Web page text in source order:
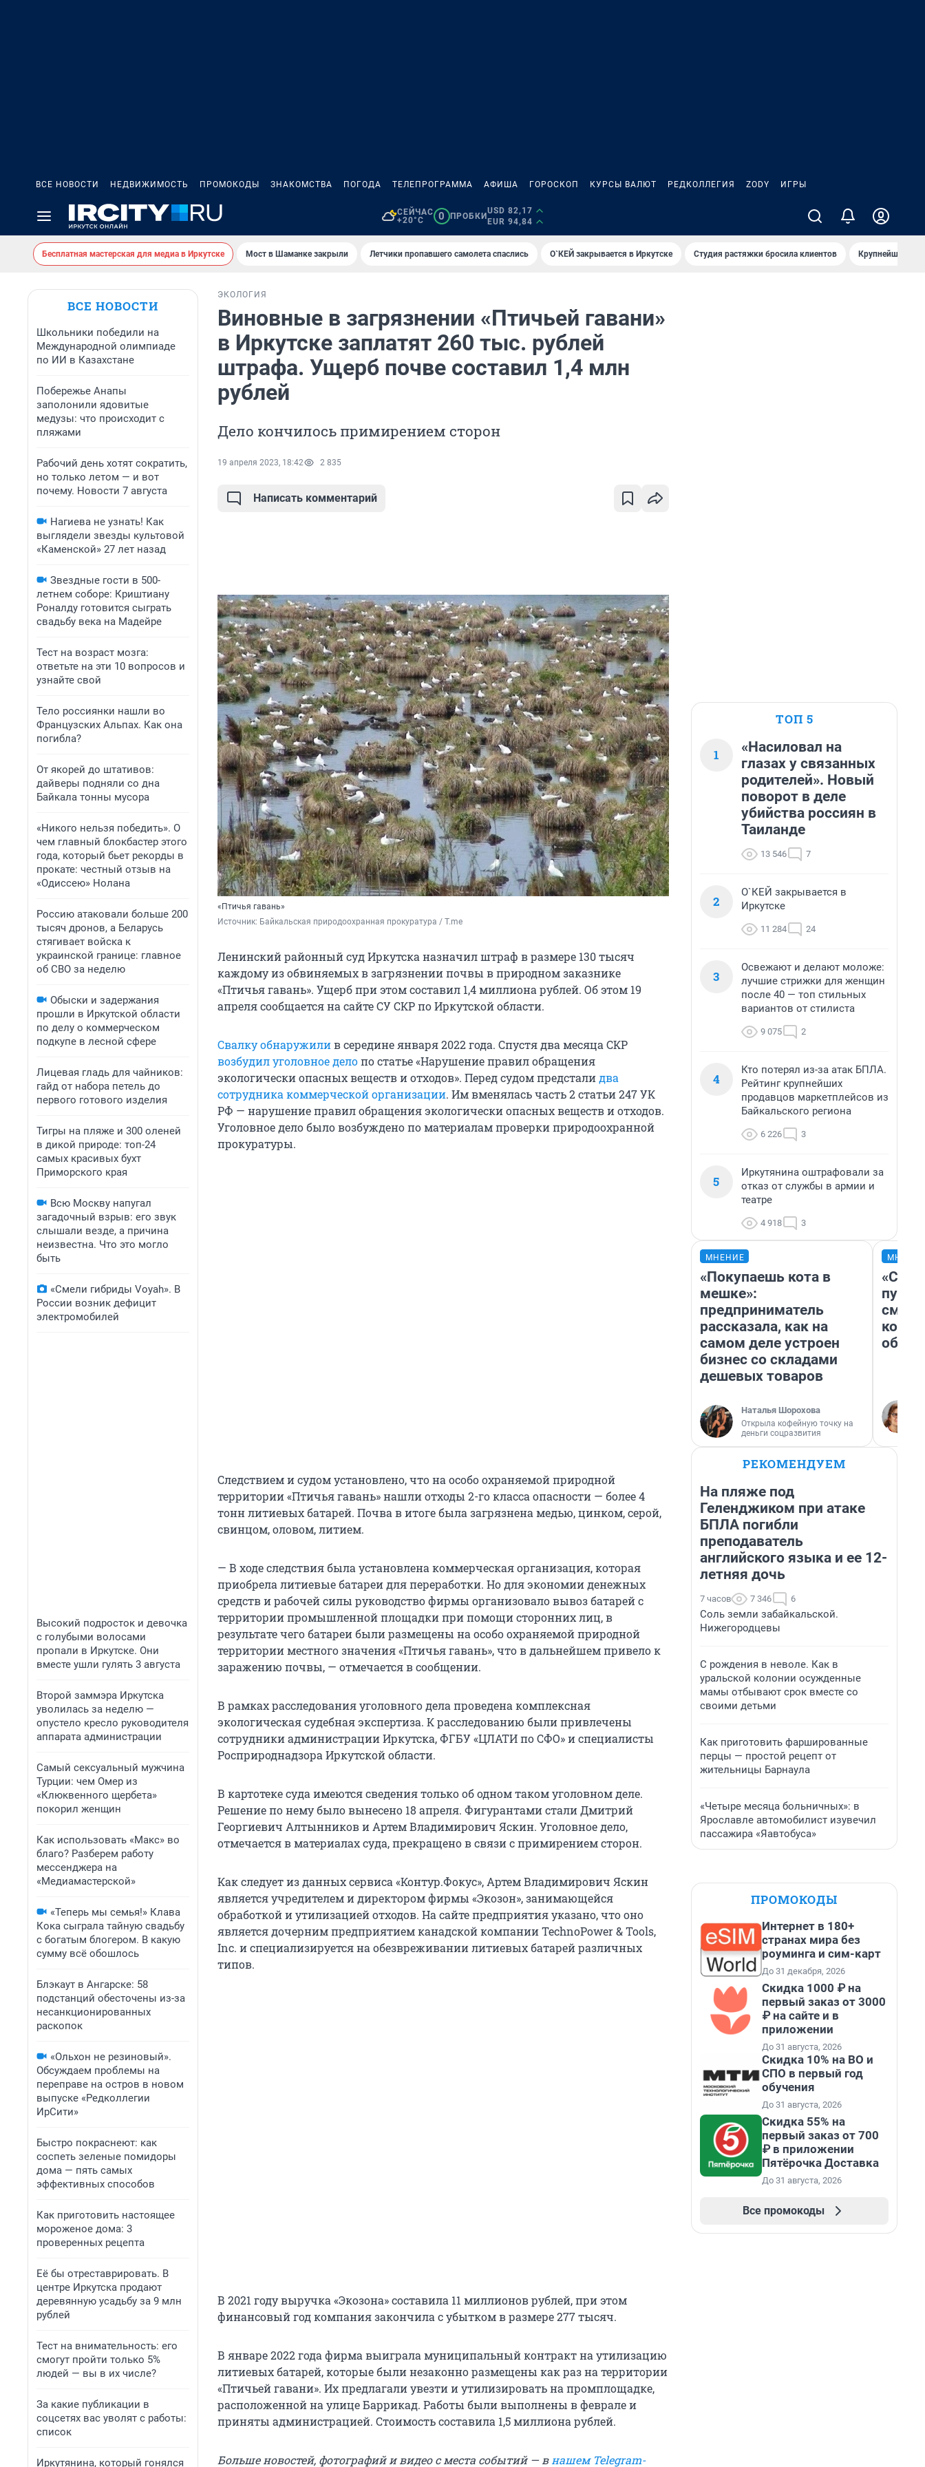
ВСЕ НОВОСТИ НЕДВИЖИМОСТЬ ПРОМОКОДЫ ЗНАКОМСТВА ПОГОДА ТЕЛЕПРОГРАММА АФИША ГОРОСКОП КУРСЫ ВАЛЮТ РЕДКОЛЛЕГИЯ ZODY ИГРЫ
СЕЙЧАС
+20°C
0 ПРОБКИ
USD 82,17
EUR 94,84
Бесплатная мастерская для медиа в Иркутске Мост в Шаманке закрыли Летчики пропавшего самолета спаслись О`КЕЙ закрывается в Иркутске Студия растяжки бросила клиентов Крупнейшие
ВСЕ НОВОСТИ
Школьники победили на
Международной олимпиаде
по ИИ в Казахстане
Побережье Анапы
заполонили ядовитые
медузы: что происходит с
пляжами
Рабочий день хотят сократить,
но только летом — и вот
почему. Новости 7 августа
Нагиева не узнать! Как
выглядели звезды культовой
«Каменской» 27 лет назад
Звездные гости в 500-
летнем соборе: Криштиану
Роналду готовится сыграть
свадьбу века на Мадейре
Тест на возраст мозга:
ответьте на эти 10 вопросов и
узнайте свой
Тело россиянки нашли во
Французских Альпах. Как она
погибла?
От якорей до штативов:
дайверы подняли со дна
Байкала тонны мусора
«Никого нельзя победить». О
чем главный блокбастер этого
года, который бьет рекорды в
прокате: честный отзыв на
«Одиссею» Нолана
Россию атаковали больше 200
тысяч дронов, а Беларусь
стягивает войска к
украинской границе: главное
об СВО за неделю
Обыски и задержания
прошли в Иркутской области
по делу о коммерческом
подкупе в лесной сфере
Лицевая гладь для чайников:
гайд от набора петель до
первого готового изделия
Тигры на пляже и 300 оленей
в дикой природе: топ-24
самых красивых бухт
Приморского края
Всю Москву напугал
загадочный взрыв: его звук
слышали везде, а причина
неизвестна. Что это могло
быть
«Смели гибриды Voyah». В
России возник дефицит
электромобилей
Высокий подросток и девочка
с голубыми волосами
пропали в Иркутске. Они
вместе ушли гулять 3 августа
Второй заммэра Иркутска
уволилась за неделю —
опустело кресло руководителя
аппарата администрации
Самый сексуальный мужчина
Турции: чем Омер из
«Клюквенного щербета»
покорил женщин
Как использовать «Макс» во
благо? Разберем работу
мессенджера на
«Медиамастерской»
«Теперь мы семья!» Клава
Кока сыграла тайную свадьбу
с богатым блогером. В какую
сумму всё обошлось
Блэкаут в Ангарске: 58
подстанций обесточены из-за
несанкционированных
раскопок
«Ольхон не резиновый».
Обсуждаем проблемы на
переправе на остров в новом
выпуске «Редколлегии
ИрСити»
Быстро покраснеют: как
соспеть зеленые помидоры
дома — пять самых
эффективных способов
Как приготовить настоящее
мороженое дома: 3
проверенных рецепта
Её бы отреставрировать. В
центре Иркутска продают
деревянную усадьбу за 9 млн
рублей
Тест на внимательность: его
смогут пройти только 5%
людей — вы в их числе?
За какие публикации в
соцсетях вас уволят с работы:
список
Иркутянина, который гонялся
ЭКОЛОГИЯ
Виновные в загрязнении «Птичьей гавани»
в Иркутске заплатят 260 тыс. рублей
штрафа. Ущерб почве составил 1,4 млн
рублей
Дело кончилось примирением сторон
19 апреля 2023, 18:42 2 835
Написать комментарий
«Птичья гавань»
Источник: Байкальская природоохранная прокуратура / T.me
Ленинский районный суд Иркутска назначил штраф в размере 130 тысяч
каждому из обвиняемых в загрязнении почвы в природном заказнике
«Птичья гавань». Ущерб при этом составил 1,4 миллиона рублей. Об этом 19
апреля сообщается на сайте СУ СКР по Иркутской области.
Свалку обнаружилив середине января 2022 года. Спустя два месяца СКР
возбудил уголовное делопо статье «Нарушение правил обращения
экологически опасных веществ и отходов». Перед судом предсталидва
сотрудника коммерческой организации. Им вменялась часть 2 статьи 247 УК
РФ — нарушение правил обращения экологически опасных веществ и отходов.
Уголовное дело было возбуждено по материалам проверки природоохранной
прокуратуры.
Следствием и судом установлено, что на особо охраняемой природной
территории «Птичья гавань» нашли отходы 2-го класса опасности — более 4
тонн литиевых батарей. Почва в итоге была загрязнена медью, цинком, серой,
свинцом, оловом, литием.
— В ходе следствия была установлена коммерческая организация, которая
приобрела литиевые батареи для переработки. Но для экономии денежных
средств и рабочей силы руководство фирмы организовало вывоз батарей с
территории промышленной площадки при помощи сторонних лиц, в
результате чего батареи были размещены на особо охраняемой природной
территории местного значения «Птичья гавань», что в дальнейшем привело к
заражению почвы, — отмечается в сообщении.
В рамках расследования уголовного дела проведена комплексная
экологическая судебная экспертиза. К расследованию были привлечены
сотрудники администрации Иркутска, ФГБУ «ЦЛАТИ по СФО» и специалисты
Росприроднадзора Иркутской области.
В картотеке суда имеются сведения только об одном таком уголовном деле.
Решение по нему было вынесено 18 апреля. Фигурантами стали Дмитрий
Георгиевич Алтынников и Артем Владимирович Яскин. Уголовное дело,
отмечается в материалах суда, прекращено в связи с примирением сторон.
Как следует из данных сервиса «Контур.Фокус», Артем Владимирович Яскин
является учредителем и директором фирмы «Экозон», занимающейся
обработкой и утилизацией отходов. На сайте предприятия указано, что оно
является дочерним предприятием канадской компании TechnoPower & Tools,
Inc. и специализируется на обезвреживании литиевых батарей различных
типов.
В 2021 году выручка «Экозона» составила 11 миллионов рублей, при этом
финансовый год компания закончила с убытком в размере 277 тысяч.
В январе 2022 года фирма выиграла муниципальный контракт на утилизацию
литиевых батарей, которые были незаконно размещены как раз на территории
«Птичьей гавани». Их предлагали увезти и утилизировать на промплощадке,
расположенной на улице Баррикад. Работы были выполнены в феврале и
приняты администрацией. Стоимость составила 1,5 миллиона рублей.
Больше новостей, фотографий и видео с места событий — в нашем Telegram-
ТОП 5
1
«Насиловал на
глазах у связанных
родителей». Новый
поворот в деле
убийства россиян в
Таиланде
13 546 7
2
О`КЕЙ закрывается в
Иркутске
11 284 24
3
Освежают и делают моложе:
лучшие стрижки для женщин
после 40 — топ стильных
вариантов от стилиста
9 075 2
4
Кто потерял из-за атак БПЛА.
Рейтинг крупнейших
продавцов маркетплейсов из
Байкальского региона
6 226 3
5
Иркутянина оштрафовали за
отказ от службы в армии и
театре
4 918 3
МНЕНИЕ
«Покупаешь кота в
мешке»:
предприниматель
рассказала, как на
самом деле устроен
бизнес со складами
дешевых товаров
Наталья Шорохова
Открыла кофейную точку на
деньги соцразвития
РЕКОМЕНДУЕМ
На пляже под
Геленджиком при атаке
БПЛА погибли
преподаватель
английского языка и ее 12-
летняя дочь
7 часов 7 346 6
Соль земли забайкальской.
Нижегородцевы
С рождения в неволе. Как в
уральской колонии осужденные
мамы отбывают срок вместе со
своими детьми
Как приготовить фаршированные
перцы — простой рецепт от
жительницы Барнаула
«Четыре месяца больничных»: в
Ярославле автомобилист изувечил
пассажира «Яавтобуса»
ПРОМОКОДЫ
Интернет в 180+
странах мира без
роуминга и сим-карт
До 31 декабря, 2026
Скидка 1000 ₽ на
первый заказ от 3000
₽ на сайте и в
приложении
До 31 августа, 2026
Скидка 10% на ВО и
СПО в первый год
обучения
До 31 августа, 2026
Скидка 55% на
первый заказ от 700
₽ в приложении
Пятёрочка Доставка
До 31 августа, 2026
Все промокоды